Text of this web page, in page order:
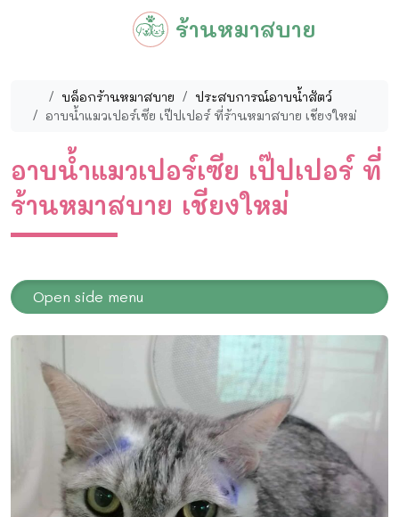
ร้านหมาสบาย
หน้าหลัก
บล็อกร้านหมาสบาย
ประสบการณ์อาบน้ำสัตว์
อาบน้ำแมวเปอร์เซีย เป๊ปเปอร์ ที่ร้านหมาสบาย เชียงใหม่
อาบน้ำแมวเปอร์เซีย เป๊ปเปอร์ ที่
ร้านหมาสบาย เชียงใหม่
Open side menu